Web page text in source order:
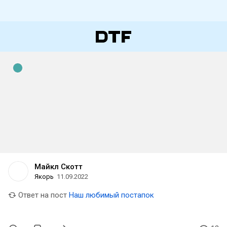
Майкл Скотт
Якорь 11.09.2022
Ответ на пост Наш любимый постапок